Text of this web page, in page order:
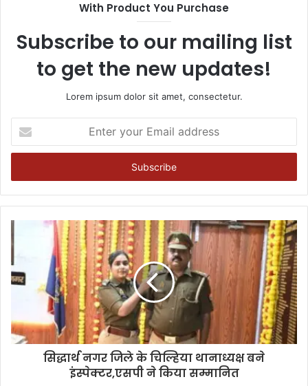
With Product You Purchase
Subscribe to our mailing list
to get the new updates!
Lorem ipsum dolor sit amet, consectetur.
your
Email
सिद्धार्थ नगर जिले के चिल्हिया थानाध्यक्ष बने
इंस्पेक्टर,एसपी ने किया सम्मानित